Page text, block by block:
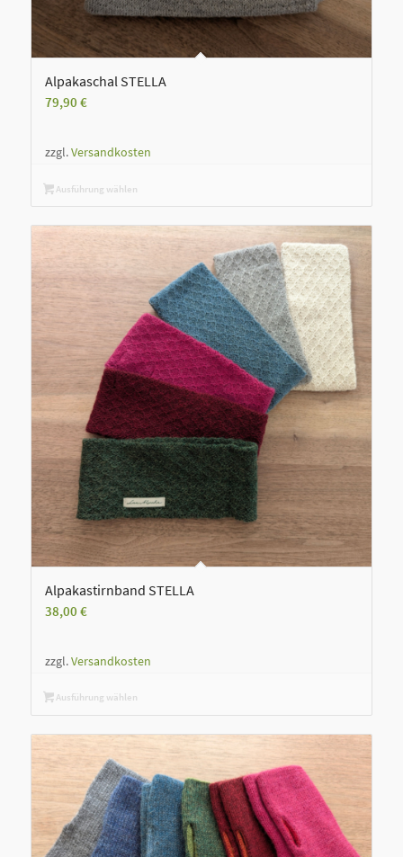
Alpakaschal STELLA
79,90 €
zzgl.Versandkosten
Ausführung wählen
Alpakastirnband STELLA
38,00 €
zzgl.Versandkosten
Ausführung wählen